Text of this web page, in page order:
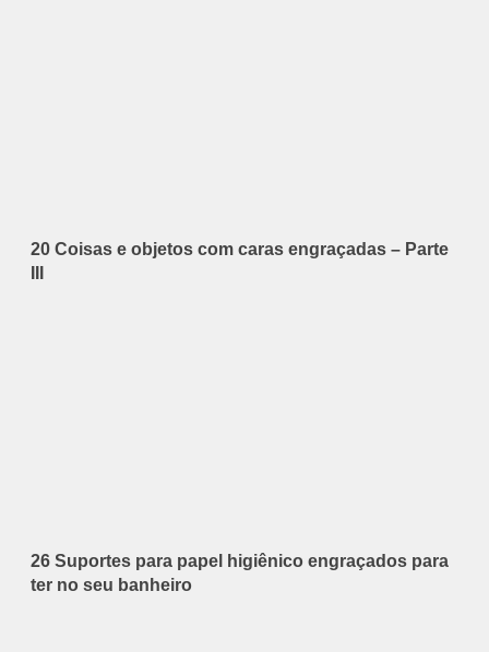
20 Coisas e objetos com caras engraçadas – Parte
26 Suportes para papel higiênico engraçados para
ter no seu banheiro